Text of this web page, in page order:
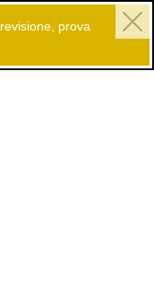
prova